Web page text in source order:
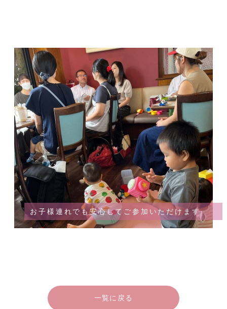
お子様連れでも安心してご参加いただけます
一覧に戻る